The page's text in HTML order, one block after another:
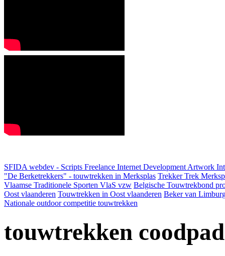
SFIDA webdev - Scripts Freelance Internet Development Artwork
"De Berketrekkers" - touwtrekken in Merksplas Trekker Trek
Vlaamse Traditionele Sporten VlaS vzw Belgische Touwtrekbond
Oost vlaanderen Touwtrekken in Oost vlaanderen Beker van
Nationale outdoor competitie touwtrekken
touwtrekken coodpad